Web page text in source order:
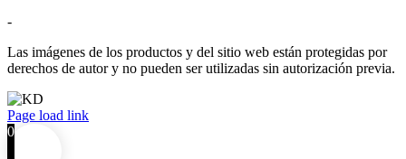
-
Las imágenes de los productos y del sitio web están protegidas por
derechos de autor y no pueden ser utilizadas sin autorización previa.
Facebook
Twitter
Instagram
Pinterest
Page load link
0